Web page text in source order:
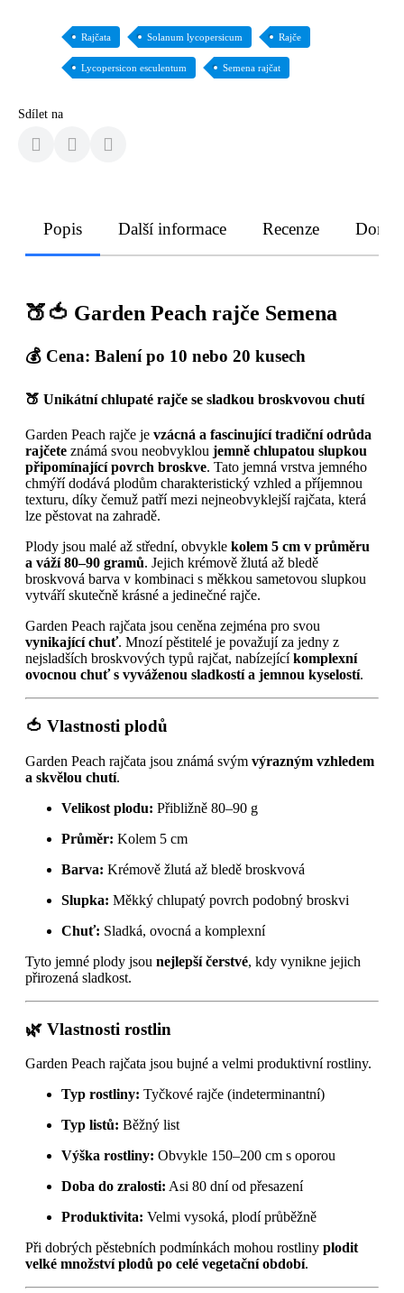
Rajčata Solanum lycopersicum Rajče
Lycopersicon esculentum Semena rajčat
Sdílet na
Popis Další informace Recenze
🍑🍅 Garden Peach rajče Semena
💰 Cena: Balení po 10 nebo 20 kusech
🍑 Unikátní chlupaté rajče se sladkou broskvovou chutí
Garden Peach rajče je vzácná a fascinující tradiční odrůda
rajčete známá svou neobvyklou jemně chlupatou slupkou
připomínající povrch broskve. Tato jemná vrstva jemného
chmýří dodává plodům charakteristický vzhled a příjemnou
texturu, díky čemuž patří mezi nejneobvyklejší rajčata, která
lze pěstovat na zahradě.
Plody jsou malé až střední, obvykle kolem 5 cm v průměru
a váží 80–90 gramů. Jejich krémově žlutá až bledě
broskvová barva v kombinaci s měkkou sametovou slupkou
vytváří skutečně krásné a jedinečné rajče.
Garden Peach rajčata jsou ceněna zejména pro svou
vynikající chuť. Mnozí pěstitelé je považují za jedny z
nejsladších broskvových typů rajčat, nabízejícíkomplexní
ovocnou chuť s vyváženou sladkostí a jemnou kyselostí.
🍅 Vlastnosti plodů
Garden Peach rajčata jsou známá svým výrazným vzhledem
a skvělou chutí.
Velikost plodu: Přibližně 80–90 g
Průměr: Kolem 5 cm
Barva: Krémově žlutá až bledě broskvová
Slupka: Měkký chlupatý povrch podobný broskvi
Chuť: Sladká, ovocná a komplexní
Tyto jemné plody jsou nejlepší čerstvé, kdy vynikne jejich
přirozená sladkost.
🌿 Vlastnosti rostlin
Garden Peach rajčata jsou bujné a velmi produktivní rostliny.
Typ rostliny: Tyčkové rajče (indeterminantní)
Typ listů: Běžný list
Výška rostliny: Obvykle 150–200 cm s oporou
Doba do zralosti: Asi 80 dní od přesazení
Produktivita: Velmi vysoká, plodí průběžně
Při dobrých pěstebních podmínkách mohou rostliny plodit
velké množství plodů po celé vegetační období.